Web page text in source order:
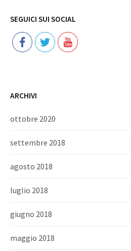
SEGUICI SUI SOCIAL
ARCHIVI
ottobre 2020
settembre 2018
agosto 2018
luglio 2018
giugno 2018
maggio 2018